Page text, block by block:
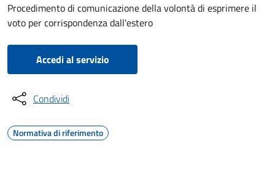
Procedimento di comunicazione della volontà di esprimere il
voto per corrispondenza dall'estero
Accedi al servizio
Condividi
Normativa di riferimento